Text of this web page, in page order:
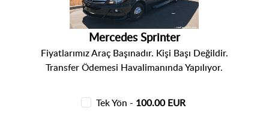
Mercedes Sprinter
Fiyatlarımız Araç Başınadır. Kişi Başı Değildir.
Transfer Ödemesi Havalimanında Yapılıyor.
Tek Yön - 100.00 EUR